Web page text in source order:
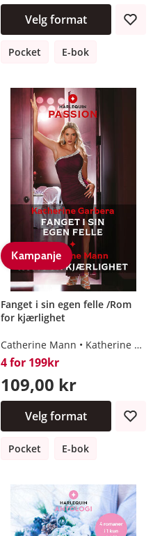
Velg format
Pocket E-bok
Kampanje
Fanget i sin egen felle /Rom
for kjærlighet
Catherine Mann Katherine Garbera
4 for 199kr
109,00 kr
Velg format
Pocket E-bok